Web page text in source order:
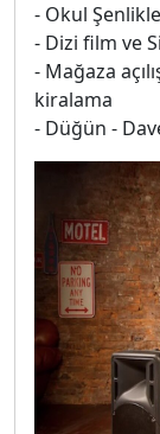
- Okul
- Dizi film ve
- Mağaza
kiralama
- Düğün -